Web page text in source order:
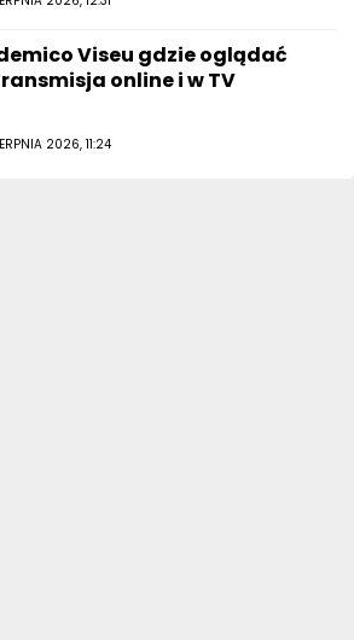
Viseu gdzie oglądać
online i w TV
2026, 11:24